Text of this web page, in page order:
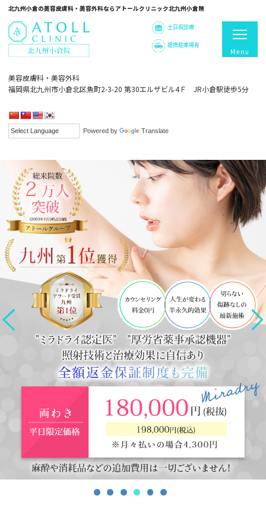
北九州小倉の美容皮膚科・美容外科ならアトールクリニック北九州小倉院
北九州小倉の美容皮膚科・美容外科ならアトールクリニック北九州小倉院
Powered by Translate
土日祝診療
提携駐車場有
美容皮膚科・美容外科
福岡県北九州市小倉北区魚町2-3-20 第30エルザビル4Ｆ JR小倉駅徒歩5分